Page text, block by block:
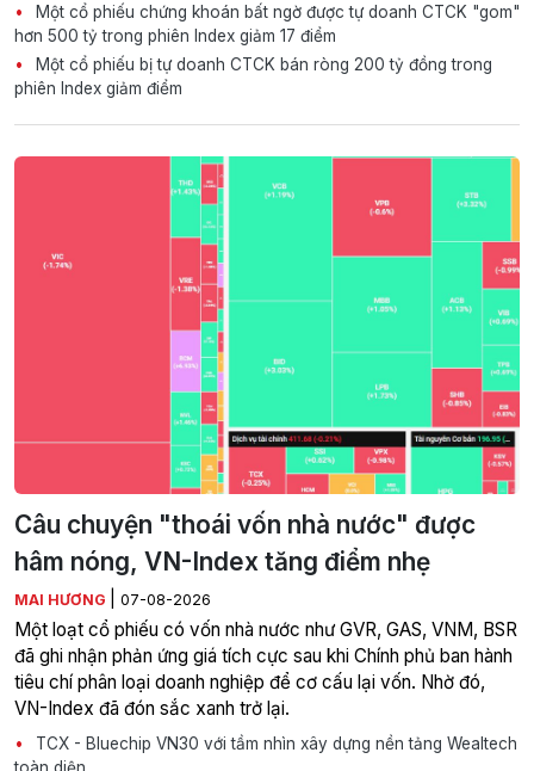
Một cổ phiếu chứng khoán bất ngờ được tự doanh CTCK "gom"
hơn 500 tỷ trong phiên Index giảm 17 điểm
Một cổ phiếu bị tự doanh CTCK bán ròng 200 tỷ đồng trong
phiên Index giảm điểm
Câu chuyện "thoái vốn nhà nước" được
hâm nóng, VN-Index tăng điểm nhẹ
MAI HƯƠNG 07-08-2026
Một loạt cổ phiếu có vốn nhà nước như GVR, GAS, VNM, BSR
đã ghi nhận phản ứng giá tích cực sau khi Chính phủ ban hành
tiêu chí phân loại doanh nghiệp để cơ cấu lại vốn. Nhờ đó,
VN-Index đã đón sắc xanh trở lại.
TCX - Bluechip VN30 với tầm nhìn xây dựng nền tảng Wealtech